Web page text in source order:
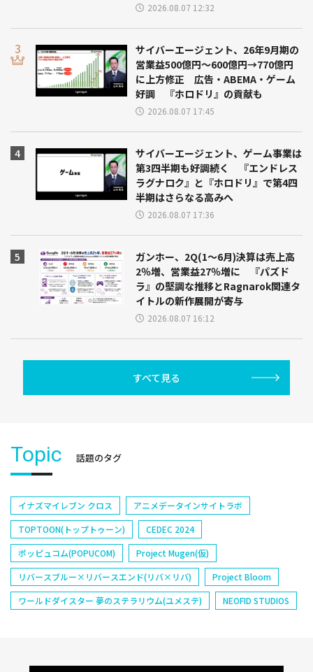
2026.08.07 12:32
サイバーエージェント、26年9月期の
営業益500億円～600億円→770億円
に上方修正 広告・ABEMA・ゲーム
好調 『ホロドリ』の貢献も
2026.08.07 17:45
サイバーエージェント、ゲーム事業は
第3四半期も好調続く 『エンドレス
ラグナロク』と『ホロドリ』で第4四
半期はさらなる高みへ
2026.08.07 17:36
ガンホー、2Q(1～6月)決算は売上高
2％増、営業益27％増に 『パズド
ラ』の堅調な推移とRagnarok関連タ
イトルの新作展開が寄与
2026.08.07 16:12
すべて見る
Topic 話題のタグ
イナズマイレブン クロス
アニメデータインサイトラボ
TOPTOON(トップトゥーン)
CEDEC 2024
ポッピュコム(POPUCOM)
Project Mugen(仮)
リバースブルー×リバースエンド(リバ×リバ)
Project Bloom
ワールドダイスター 夢のステラリウム(ユメステ)
NEOFID STUDIOS